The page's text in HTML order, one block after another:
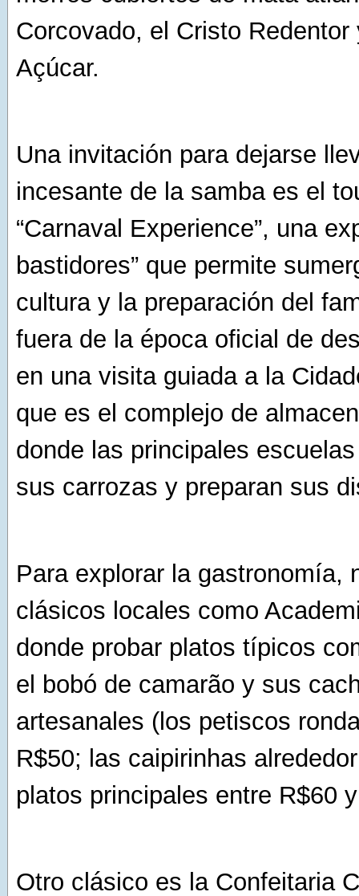
Corcovado, el Cristo Redentor
Açúcar.
Una invitación para dejarse
incesante de la samba es el
“Carnaval Experience”, una
bastidores” que permite
cultura y la preparación del
fuera de la época oficial de
en una visita guiada a la
que es el complejo de
donde las principales
sus carrozas y preparan sus
Para explorar la gastronomía,
clásicos locales como
donde probar platos típicos
el bobó de camarão y sus
artesanales (los petiscos
R$50; las caipirinhas
platos principales entre R$60
Otro clásico es la Confeitaria